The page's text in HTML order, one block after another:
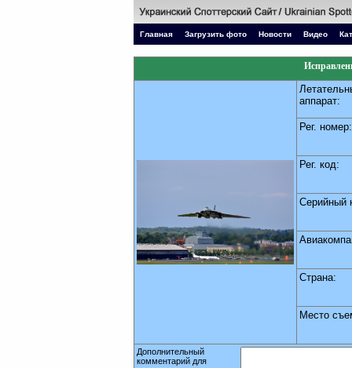
Главная Загрузить фото Новости Видео
аппарат:
Рег. номер:
Рег. код:
Серийный
Страна:
Место
Дополнительный
комментарий для